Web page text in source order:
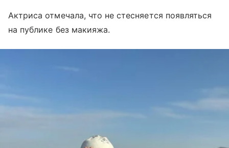
Актриса отмечала, что не стесняется появляться
на публике без макияжа.